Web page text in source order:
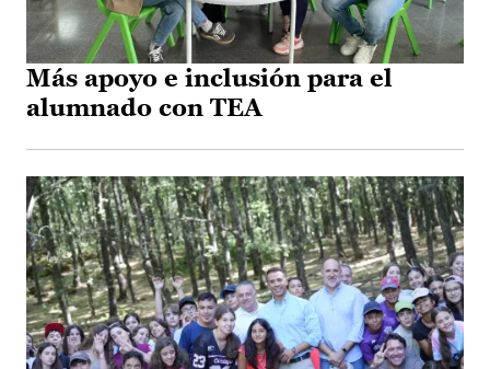
Más apoyo e inclusión para el
alumnado con TEA